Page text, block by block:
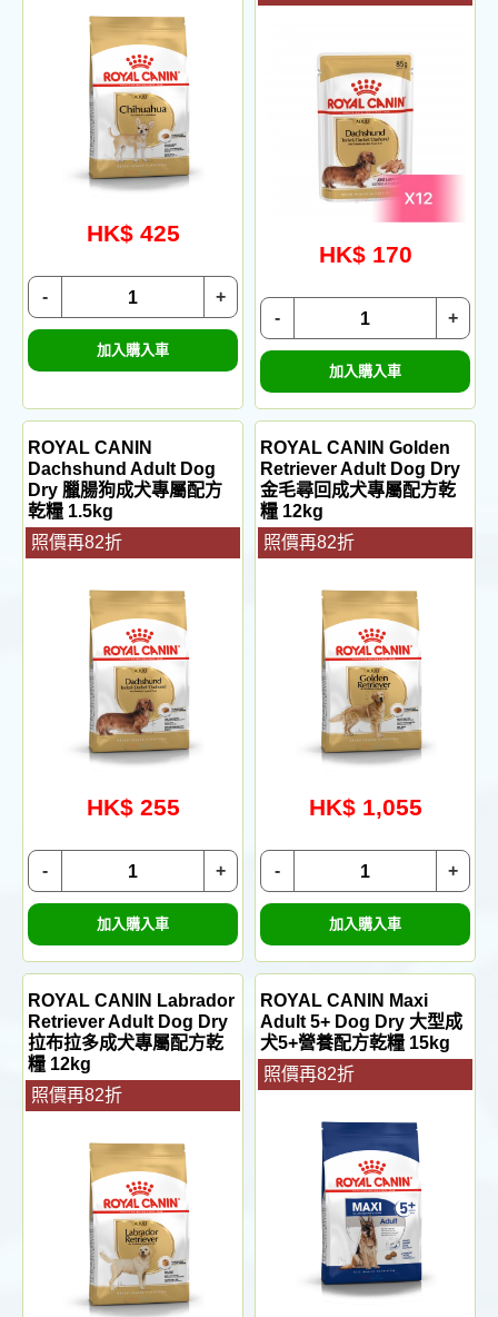
HK$ 425
+
-
加入購入車
HK$ 170
+
-
加入購入車
ROYAL CANIN
Dachshund Adult Dog
Dry 臘腸狗成犬專屬配方
乾糧 1.5kg
照價再82折
HK$ 255
+
-
加入購入車
ROYAL CANIN Golden
Retriever Adult Dog Dry
金毛尋回成犬專屬配方乾
糧 12kg
照價再82折
HK$ 1,055
+
-
加入購入車
ROYAL CANIN Labrador
Retriever Adult Dog Dry
拉布拉多成犬專屬配方乾
糧 12kg
照價再82折
ROYAL CANIN Maxi
Adult 5+ Dog Dry 大型成
犬5+營養配方乾糧 15kg
照價再82折